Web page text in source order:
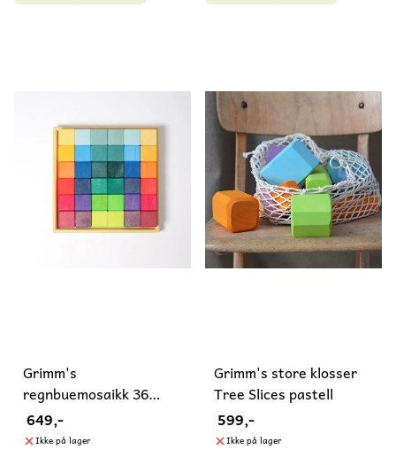
Grimm's
regnbuemosaikk 36
klosser
649,-
Ikke på lager
Grimm's store klosser
Tree Slices pastell
599,-
Ikke på lager